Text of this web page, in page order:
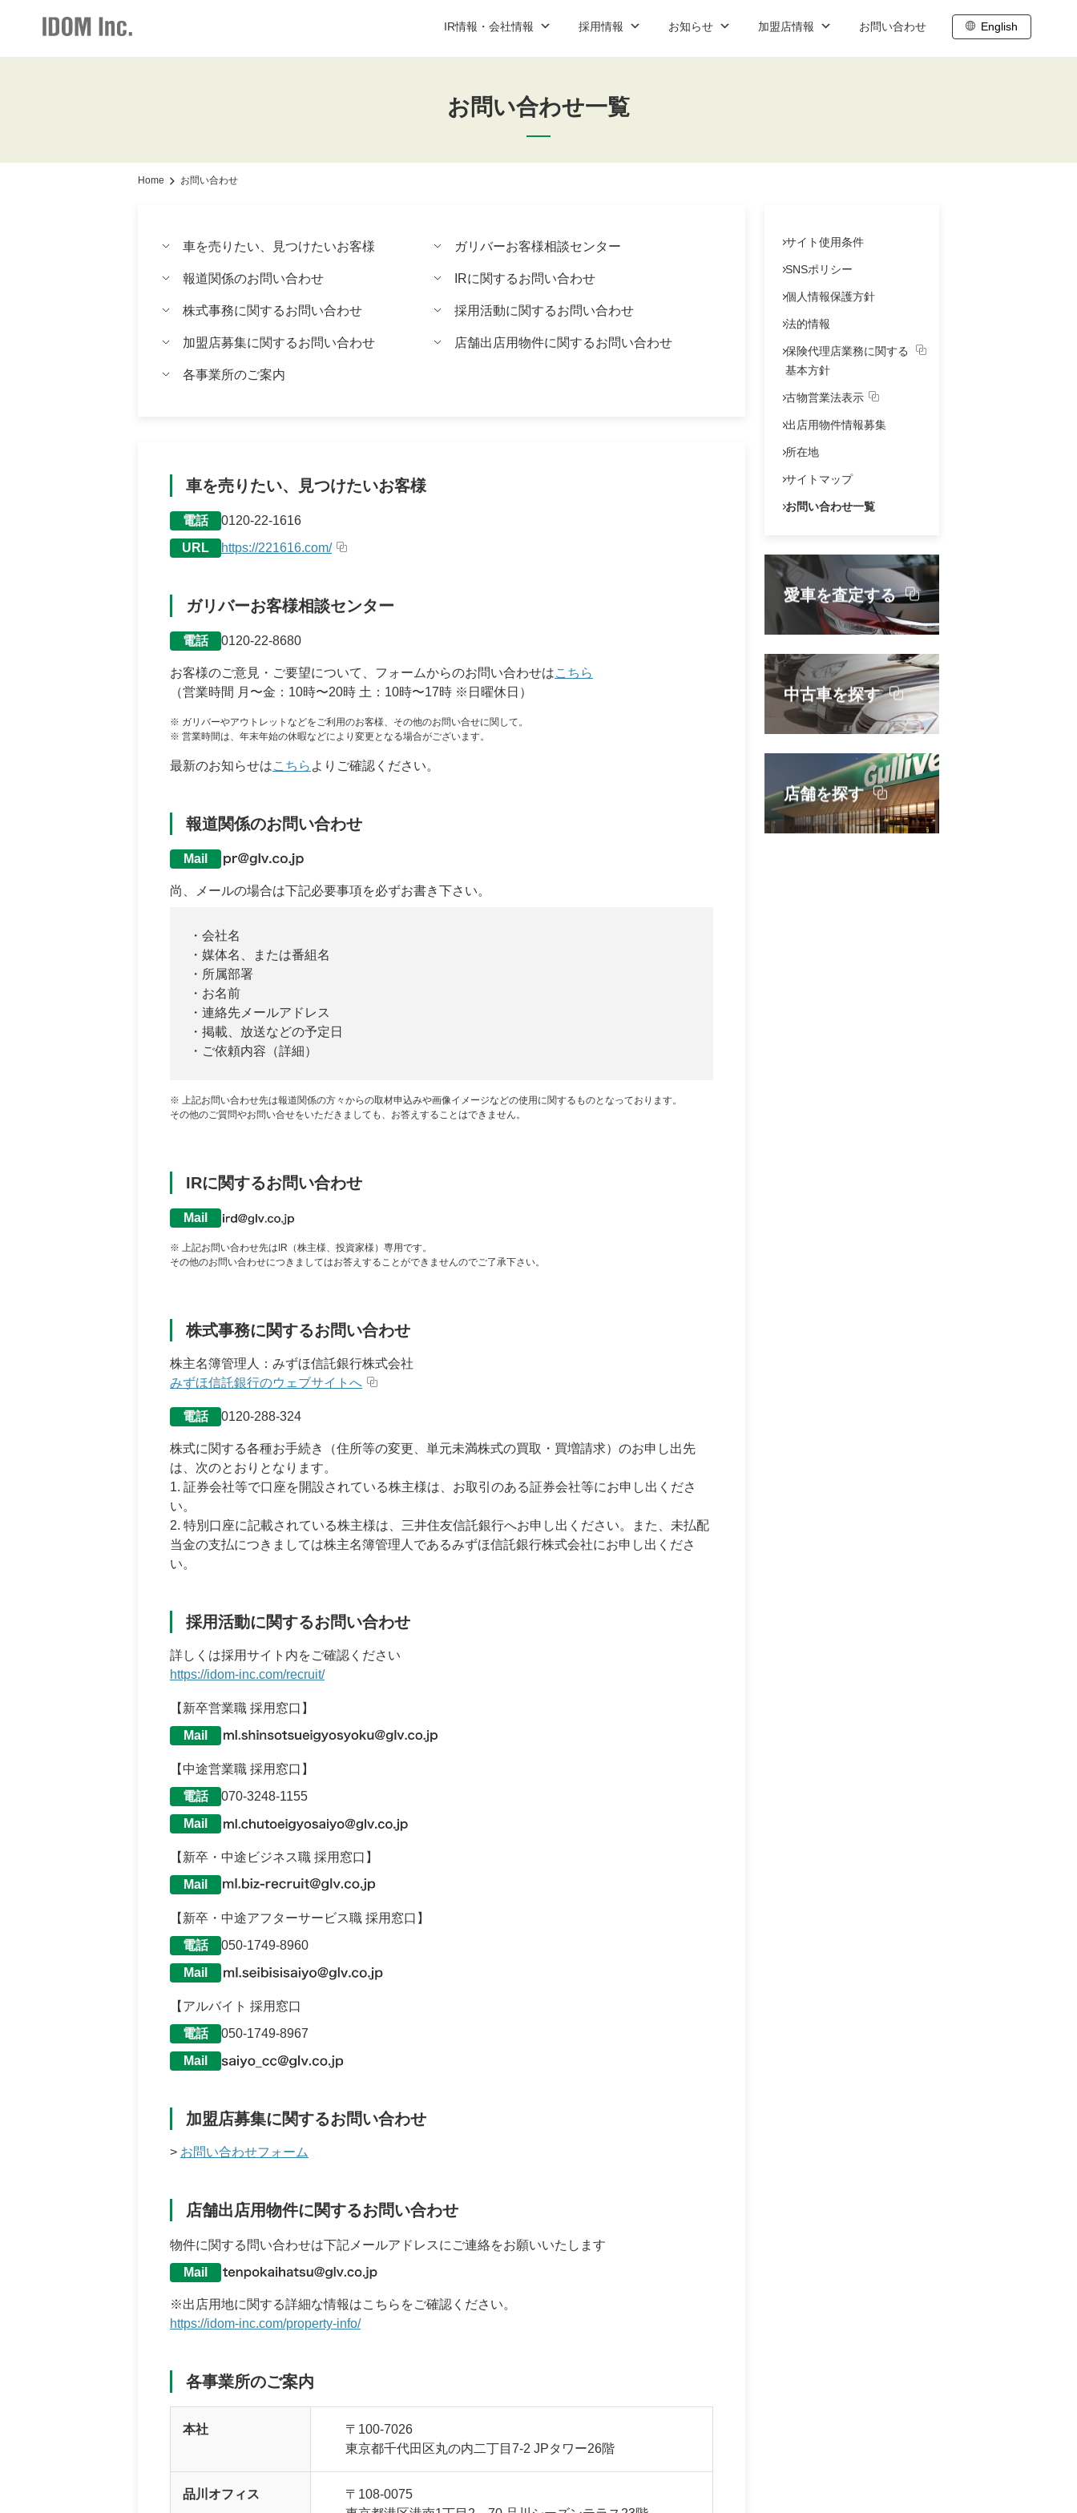
IR情報・会社情報
直近決算のポイント
主要業績・財務データ
四半期別主要業績データ
IR基礎情報
IRスケジュール
株式データ
よくあるご質問
IRポリシー
法定公告
お問い合わせ
採用情報 お知らせ
プレスリリース
加盟店情報
ご契約までの流れと費用
お問い合わせ English
お問い合わせ一覧
Home お問い合わせ
車を売りたい、見つけたいお客様 ガリバーお客様相談センター
報道関係のお問い合わせ IRに関するお問い合わせ
株式事務に関するお問い合わせ 採用活動に関するお問い合わせ
加盟店募集に関するお問い合わせ 店舗出店用物件に関するお問い合わせ
各事業所のご案内
車を売りたい、見つけたいお客様
電話
0120-22-1616
URL
https://221616.com/
ガリバーお客様相談センター
電話 0120-22-8680
お客様のご意見・ご要望について、フォームからのお問い合わせはこちら
（営業時間 月〜金：10時〜20時 土：10時〜17時 ※日曜休日）
※ ガリバーやアウトレットなどをご利用のお客様、その他のお問い合せに関して。
※ 営業時間は、年末年始の休暇などにより変更となる場合がございます。
最新のお知らせはこちら よりご確認ください。
報道関係のお問い合わせ
Mail
尚、メールの場合は下記必要事項を必ずお書き下さい。
・会社名
・媒体名、または番組名
・所属部署
・お名前
・連絡先メールアドレス
・掲載、放送などの予定日
・ご依頼内容（詳細）
※ 上記お問い合わせ先は報道関係の方々からの取材申込みや画像イメージなどの使用に関するものとなっております。
その他のご質問やお問い合せをいただきましても、お答えすることはできません。
IRに関するお問い合わせ
Mail
※ 上記お問い合わせ先はIR（株主様、投資家様）専用です。
その他のお問い合わせにつきましてはお答えすることができませんのでご了承下さい。
株式事務に関するお問い合わせ
株主名簿管理人：みずほ信託銀行株式会社
みずほ信託銀行のウェブサイトへ
電話 0120-288-324
株式に関する各種お手続き（住所等の変更、単元未満株式の買取・買増請求）のお申し出先
は、次のとおりとなります。
1. 証券会社等で口座を開設されている株主様は、お取引のある証券会社等にお申し出くださ
い。
2. 特別口座に記載されている株主様は、三井住友信託銀行へお申し出ください。また、未払配
当金の支払につきましては株主名簿管理人であるみずほ信託銀行株式会社にお申し出くださ
い。
採用活動に関するお問い合わせ
詳しくは採用サイト内をご確認ください
https://idom-inc.com/recruit/
【新卒営業職 採用窓口】
Mail
【中途営業職 採用窓口】
電話
070-3248-1155
Mail
【新卒・中途ビジネス職 採用窓口】
Mail
【新卒・中途アフターサービス職 採用窓口】
電話
050-1749-8960
Mail
【アルバイト 採用窓口
電話
050-1749-8967
Mail
加盟店募集に関するお問い合わせ
> お問い合わせフォーム
店舗出店用物件に関するお問い合わせ
物件に関する問い合わせは下記メールアドレスにご連絡をお願いいたします
Mail
※出店用地に関する詳細な情報はこちらをご確認ください。
https://idom-inc.com/property-info/
各事業所のご案内
本社
〒100-7026
東京都千代田区丸の内二丁目7-2 JPタワー26階
品川オフィス
〒108-0075
サイト使用条件
SNSポリシー
個人情報保護方針
法的情報
保険代理店業務に関する
基本方針
古物営業法表示
出店用物件情報募集
所在地
サイトマップ
お問い合わせ一覧
愛車を査定する
中古車を探す
店舗を探す